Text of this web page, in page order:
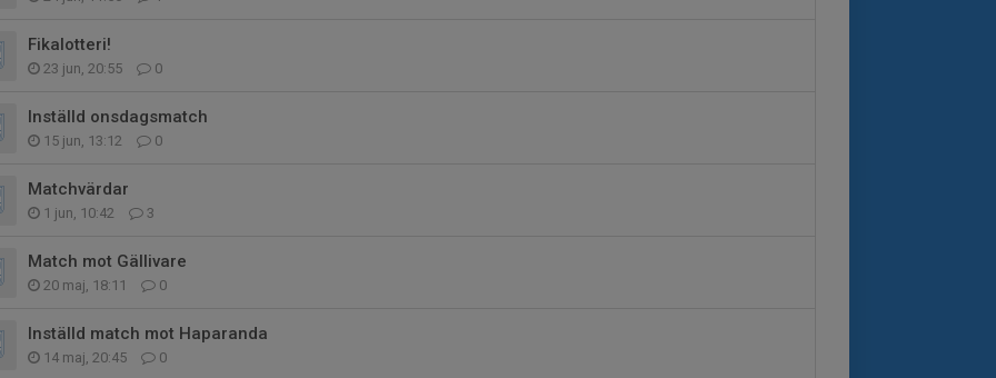
Fikalotteri!
23 jun, 20:55 0
Inställd onsdagsmatch
15 jun, 13:12 0
Matchvärdar
1 jun, 10:42 3
Match mot Gällivare
20 maj, 18:11 0
Inställd match mot Haparanda
14 maj, 20:45 0